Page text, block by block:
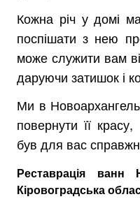
Кожна річ у домі
поспішати з нею
може служити вам
даруючи затишок і
Ми в
повернути її
був для вас
Реставрація ванн
Кіровоградська